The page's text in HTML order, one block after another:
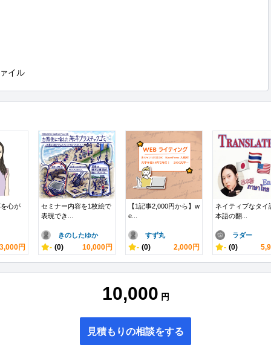
イル
心が
3,000円
セミナー内容を1枚絵で
表現でき...
きのしたゆか
- (0) 10,000円
【1記事2,000円から】w
e...
すず丸
- (0) 2,000円
ネイティブなタイ
本語の翻...
ラダー
- (0)
10,000 円
見積もりの相談をする